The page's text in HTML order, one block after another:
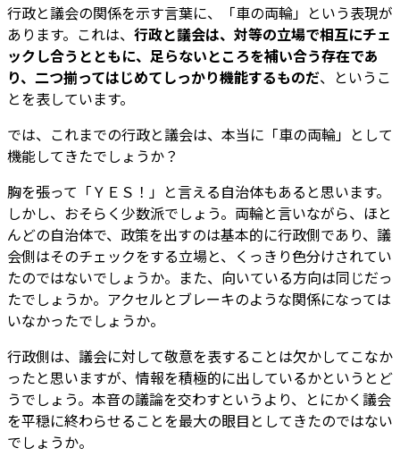
行政と議会の関係を示す言葉に、「車の両輪」という表現が
あります。これは、 行政と議会は、対等の立場で相互にチェ
ックし合うとともに、足らないところを補い合う存在であ
り、二つ揃ってはじめてしっかり機能するものだ、というこ
とを表しています。
では、これまでの行政と議会は、本当に「車の両輪」として
機能してきたでしょうか？
胸を張って「ＹＥＳ！」と言える自治体もあると思います。
しかし、おそらく少数派でしょう。両輪と言いながら、ほと
んどの自治体で、政策を出すのは基本的に行政側であり、議
会側はそのチェックをする立場と、くっきり色分けされてい
たのではないでしょうか。また、向いている方向は同じだっ
たでしょうか。アクセルとブレーキのような関係になっては
いなかったでしょうか。
行政側は、議会に対して敬意を表することは欠かしてこなか
ったと思いますが、情報を積極的に出しているかというとど
うでしょう。本音の議論を交わすというより、とにかく議会
を平穏に終わらせることを最大の眼目としてきたのではない
でしょうか。